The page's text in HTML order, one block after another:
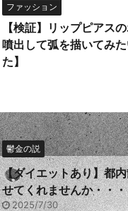
ファッション
【検証】リップピアス
噴出して弧を描いてみ
た】
鬱金の説
【ダイエットあり】都
せてくれませんか・・
2025/7/30